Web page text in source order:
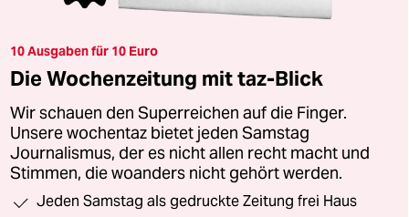
10 Ausgaben für 10 Euro
Die Wochenzeitung mit taz-Blick
Wir schauen den Superreichen auf die Finger.
Unsere wochentaz bietet jeden Samstag
Journalismus, der es nicht allen recht macht und
Stimmen, die woanders nicht gehört werden.
Jeden Samstag als gedruckte Zeitung frei Haus